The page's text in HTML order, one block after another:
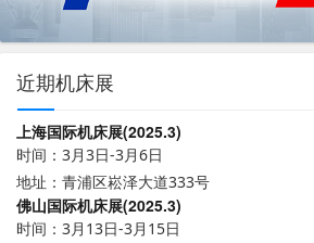
近期机床展
上海国际机床展(2025.3)
时间：3月3日-3月6日
地址：青浦区崧泽大道333号
佛山国际机床展(2025.3)
时间：3月13日-3月15日